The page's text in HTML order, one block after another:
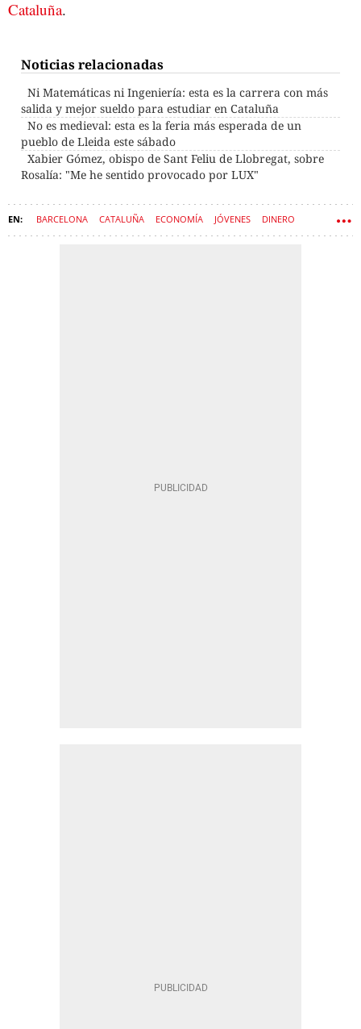
Cataluña.
Noticias relacionadas
Ni Matemáticas ni Ingeniería: esta es la carrera con más
salida y mejor sueldo para estudiar en Cataluña
No es medieval: esta es la feria más esperada de un
pueblo de Lleida este sábado
Xabier Gómez, obispo de Sant Feliu de Llobregat, sobre
Rosalía: "Me he sentido provocado por LUX"
BARCELONA CATALUÑA ECONOMÍA JÓVENES DINERO